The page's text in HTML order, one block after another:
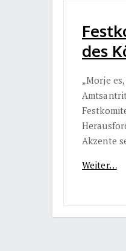
des
„Morje
Akzente
Weiter…